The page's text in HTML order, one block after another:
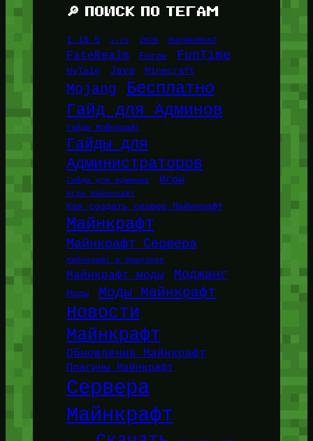
🔎 ПОИСК ПО ТЕГАМ
1.16.5 1.21 2026 BungeeHost
FateRealm Forge FunTime
HyTale Java Minecraft
Mojang Бесплатно
Гайд для Админов
Гайды Майнкрафт
Гайды для
Администраторов
Гайды для админов Игры
Игры Майнкрафт
Как создать сервер Майнкрафт
Майнкрафт
Майнкрафт Сервера
Майнкрафт в браузере
Майнкрафт моды Моджанг
Моды Моды Майнкрафт
Новости
Майнкрафт
Обновления Майнкрафт
Плагины Майнкрафт
Сервера
Майнкрафт